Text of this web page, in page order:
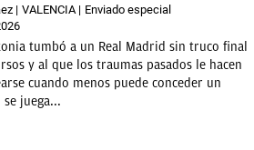
VALENCIA
Enviado especial
tumbó a un Real Madrid sin truco final
y al que los traumas pasados le hacen
cuando menos puede conceder un
juega...